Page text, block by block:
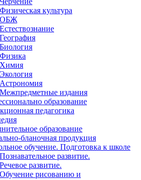
Физическая культура
ОБЖ
Естествознание
География
Биология
Физика
Химия
Экология
Астрономия
Межпредметные издания
образование
педагогика
образование
бланочная продукция
обучение. Подготовка к школе
Познавательное развитие.
Речевое развитие.
Обучение рисованию и